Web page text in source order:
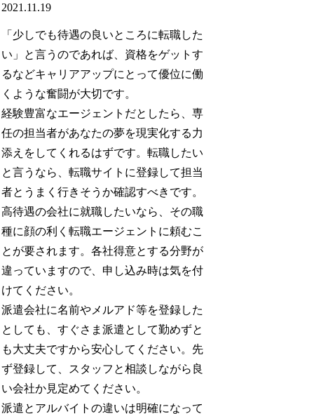
2021.11.19
「少しでも待遇の良いところに転職した
い」と言うのであれば、資格をゲットす
るなどキャリアアップにとって優位に働
くような奮闘が大切です。
経験豊富なエージェントだとしたら、専
任の担当者があなたの夢を現実化する力
添えをしてくれるはずです。転職したい
と言うなら、転職サイトに登録して担当
者とうまく行きそうか確認すべきです。
高待遇の会社に就職したいなら、その職
種に顔の利く転職エージェントに頼むこ
とが要されます。各社得意とする分野が
違っていますので、申し込み時は気を付
けてください。
派遣会社に名前やメルアド等を登録した
としても、すぐさま派遣として勤めずと
も大丈夫ですから安心してください。先
ず登録して、スタッフと相談しながら良
い会社か見定めてください。
派遣とアルバイトの違いは明確になって